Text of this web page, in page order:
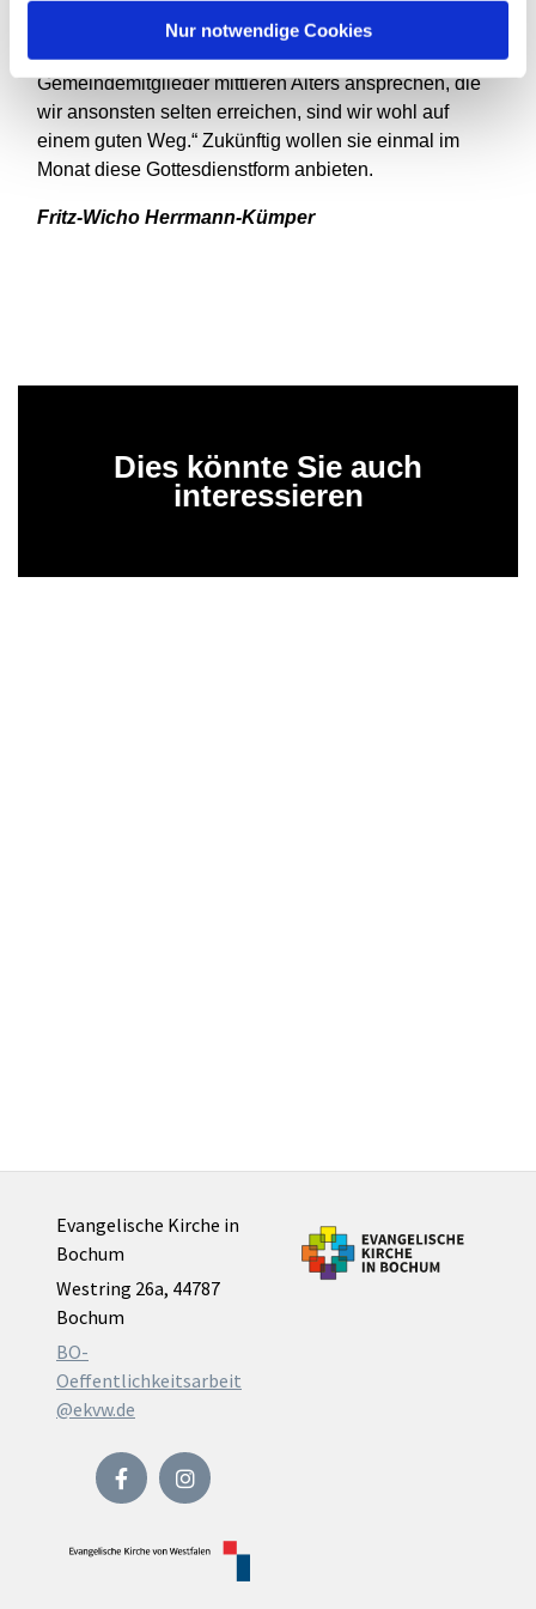
Nur notwendige Cookies
auszuprobieren“, ziehen die beiden Seelsorger Bilanz:
„Wenn wir dadurch -so wie heute - vor allem
Gemeindemitglieder mittleren Alters ansprechen, die
wir ansonsten selten erreichen, sind wir wohl auf
einem guten Weg.“ Zukünftig wollen sie einmal im
Monat diese Gottesdienstform anbieten.
Fritz-Wicho Herrmann-Kümper
Dies könnte Sie auch
interessieren
Evangelische Kirche in
Bochum
Westring 26a, 44787
Bochum
BO-
Oeffentlichkeitsarbeit
@ekvw.de